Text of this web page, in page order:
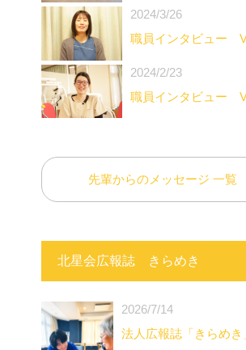
2024/3/26
職員インタビュー
2024/2/23
職員インタビュー
先輩からのメッセージ 一覧
北星会広報誌 きらめき
2026/7/14
法人広報誌「きらめき